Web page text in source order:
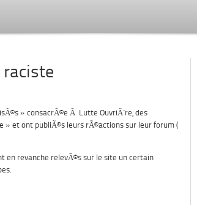
raciste
» consacrÃ©e Ã Lutte OuvriÃ¨re, des
» et ont publiÃ©s leurs rÃ©actions sur leur forum (
en revanche relevÃ©s sur le site un certain